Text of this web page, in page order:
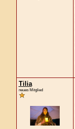
Tilia
neues Mitglied